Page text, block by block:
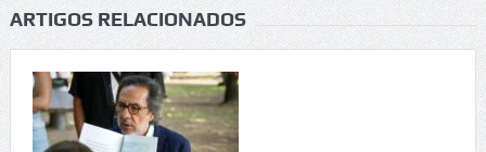
ARTIGOS RELACIONADOS